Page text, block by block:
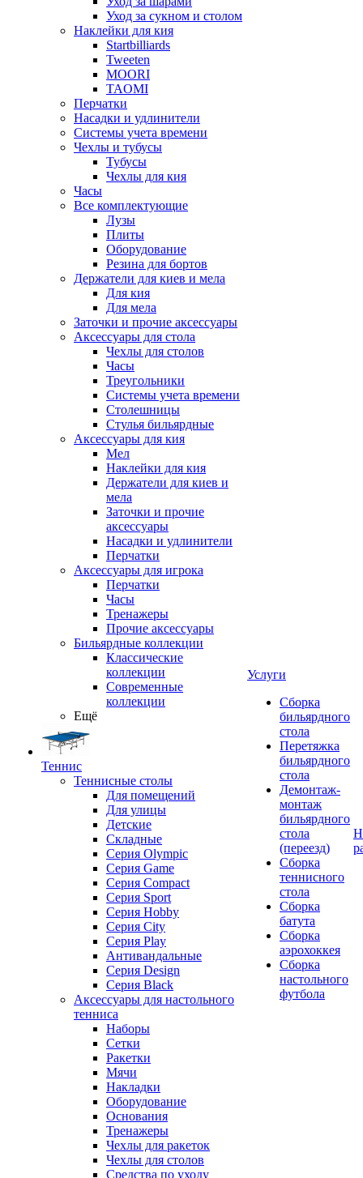
Уход за сукном и столом
Наклейки для кия
Startbilliards
Tweeten
MOORI
TAOMI
Перчатки
Насадки и удлинители
Системы учета времени
Чехлы и тубусы
Тубусы
Чехлы для кия
Часы
Все комплектующие
Лузы
Плиты
Оборудование
Резина для бортов
Держатели для киев и мела
Для кия
Для мела
Заточки и прочие аксессуары
Аксессуары для стола
Чехлы для столов
Часы
Треугольники
Системы учета времени
Столешницы
Стулья бильярдные
Аксессуары для кия
Мел
Наклейки для кия
Держатели для киев и
мела
Заточки и прочие
аксессуары
Насадки и удлинители
Перчатки
Аксессуары для игрока
Перчатки
Часы
Тренажеры
Прочие аксессуары
Бильярдные коллекции
Классические
коллекции
Современные
коллекции
Ещё
Теннис
Теннисные столы
Для помещений
Для улицы
Детские
Складные
Серия Olympic
Серия Game
Серия Compact
Серия Sport
Серия Hobby
Серия City
Серия Play
Антивандальные
Серия Design
Серия Black
Аксессуары для настольного
тенниса
Наборы
Сетки
Ракетки
Мячи
Накладки
Оборудование
Основания
Тренажеры
Чехлы для ракеток
Чехлы для столов
Средства по уходу
Услуги
Сборка
бильярдного
стола
Перетяжка
бильярдного
стола
Демонтаж-
монтаж
бильярдного
стола
(переезд)
Сборка
теннисного
стола
Сборка
батута
Сборка
аэрохоккея
Сборка
настольного
футбола